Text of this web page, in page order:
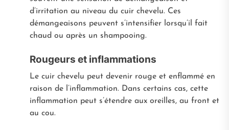
d’irritation au niveau du cuir chevelu. Ces
démangeaisons peuvent s’intensifier lorsqu’il fait
chaud ou après un shampooing.
Rougeurs et inflammations
Le cuir chevelu peut devenir rouge et enflammé en
raison de l’inflammation. Dans certains cas, cette
inflammation peut s’étendre aux oreilles, au front et
au cou.